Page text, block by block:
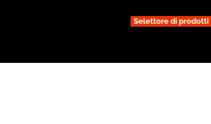
Selettore di prodotti